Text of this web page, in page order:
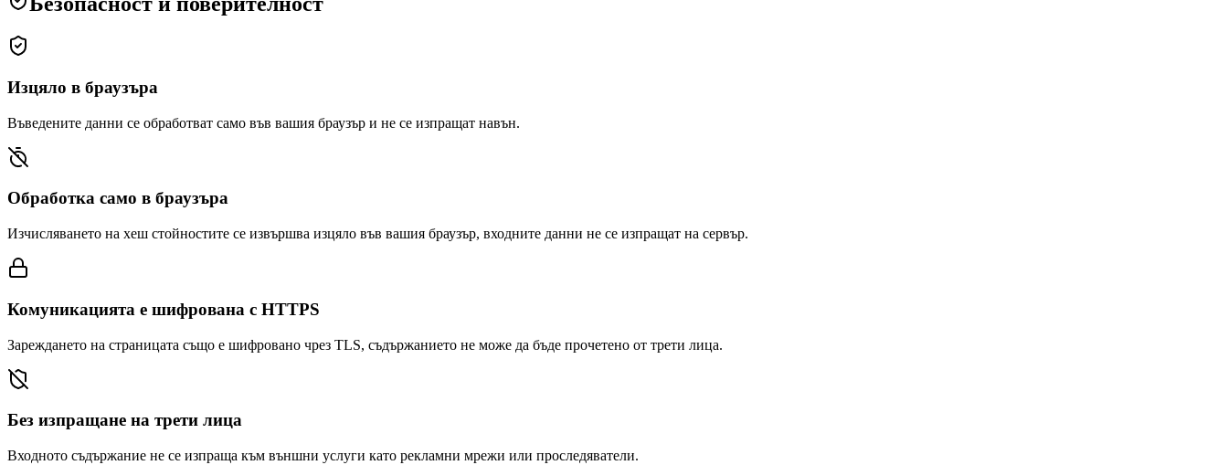
Изцяло в браузъра
Въведените данни се обработват само във вашия браузър и не се изпращат навън.
Обработка само в браузъра
Изчисляването на хеш стойностите се извършва изцяло във вашия браузър, входните данни не се изпращат на сервър.
Комуникацията е шифрована с HTTPS
Зареждането на страницата също е шифровано чрез TLS, съдържанието не може да бъде прочетено от трети лица.
Без изпращане на трети лица
Входното съдържание не се изпраща към външни услуги като рекламни мрежи или проследяватели.